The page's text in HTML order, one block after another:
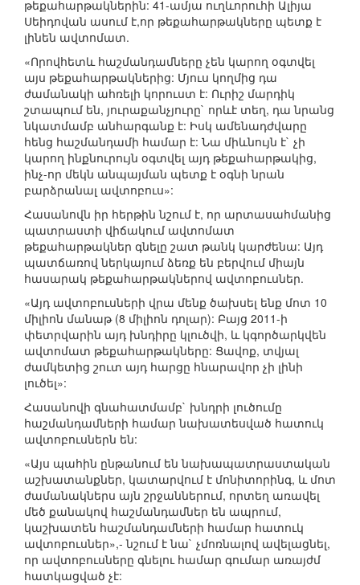
թեքահարթակներին: 41-ամյա ուղևորուհի Ալիյա
Սեիդովան ասում է,որ թեքահարթակները պետք է
լինեն ավտոմատ.
«Որովհետև հաշմանդամները չեն կարող օգտվել
այս թեքահարթակներից: Մյուս կողմից դա
ժամանակի ահռելի կորուստ է: Ուրիշ մարդիկ
շտապում են, յուրաքանչյուրը` որևէ տեղ, դա նրանց
նկատմամբ անհարգանք է: Իսկ ամենադժվարը
հենց հաշմանդամի համար է: Նա միևնույն է` չի
կարող ինքնուրույն օգտվել այդ թեքահարթակից,
ինչ-որ մեկն անպայման պետք է օգնի նրան
բարձրանալ ավտոբուս»:
Հասանովն իր հերթին նշում է, որ արտասահմանից
պատրաստի վիճակում ավտոմատ
թեքահարթակներ գնելը շատ թանկ կարժենա: Այդ
պատճառով ներկայում ձեռք են բերվում միայն
հասարակ թեքահարթակներով ավտոբուսներ.
«Այդ ավտոբուսների վրա մենք ծախսել ենք մոտ 10
միլիոն մանաթ (8 միլիոն դոլար): Բայց 2011-ի
փետրվարին այդ խնդիրը կլուծվի, և կգործարկվեն
ավտոմատ թեքահարթակները: Ցավոք, տվյալ
ժամկետից շուտ այդ հարցը հնարավոր չի լինի
լուծել»:
Հասանովի գնահատմամբ` խնդրի լուծումը
հաշմանդամների համար նախատեսված հատուկ
ավտոբուսներն են:
«Այս պահին ընթանում են նախապատրաստական
աշխատանքներ, կատարվում է մոնիտորինգ, և մոտ
ժամանակներս այն շրջաններում, որտեղ առավել
մեծ քանակով հաշմանդամներ են ապրում,
կաշխատեն հաշմանդամների համար հատուկ
ավտոբուսներ»,- նշում է նա` չմոռնալով ավելացնել,
որ ավտոբուսները գնելու համար գումար առայժմ
հատկացված չէ: